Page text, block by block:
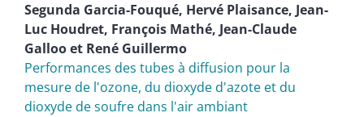
Segunda Garcia-Fouqué, Hervé Plaisance, Jean-
Luc Houdret, François Mathé, Jean-Claude
Gallooet René Guillermo
Performances des tubes à diffusion pour la
mesure de l'ozone, du dioxyde d'azote et du
dioxyde de soufre dans l'air ambiant